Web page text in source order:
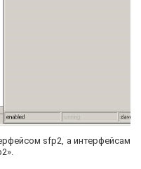
sfp2, а интерфейсам